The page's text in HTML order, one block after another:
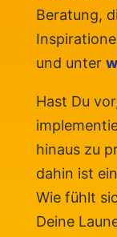
Beratung,
und unter
Hast Du
hinaus zu
dahin ist
Wie fühlt
Deine